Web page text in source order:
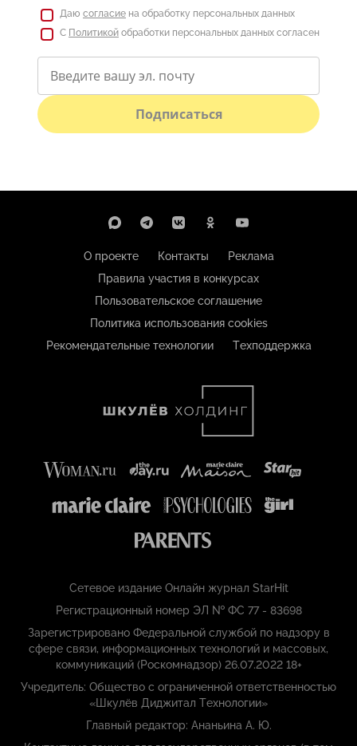
Даю согласие на обработку персональных данных
С Политикой обработки персональных данных согласен
Подписаться
О проекте Контакты
Реклама
Правила участия в конкурсах
Пользовательское соглашение
Политика использования cookies
Рекомендательные технологии
Техподдержка
Сетевое издание Онлайн журнал StarHit
Регистрационный номер ЭЛ № ФС 77 - 83698
Зарегистрировано Федеральной службой по надзору в
сфере связи, информационных технологий и массовых,
коммуникаций (Роскомнадзор) 26.07.2022 18+
Учредитель: Общество с ограниченной ответственностью
«Шкулёв Диджитал Технологии»
Главный редактор: Ананьина А. Ю.